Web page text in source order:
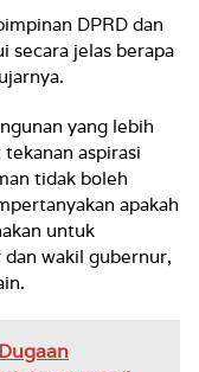
DPRD dan
secara jelas berapa
yang lebih
aspirasi
tidak boleh
apakah
untuk
wakil gubernur,